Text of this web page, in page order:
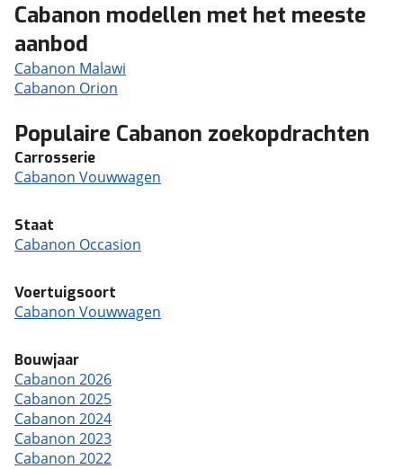
Cabanon modellen met het meeste
aanbod
Cabanon Malawi
Cabanon Orion
Populaire Cabanon zoekopdrachten
Carrosserie
Cabanon Vouwwagen
Staat
Cabanon Occasion
Voertuigsoort
Cabanon Vouwwagen
Bouwjaar
Cabanon 2026
Cabanon 2025
Cabanon 2024
Cabanon 2023
Cabanon 2022